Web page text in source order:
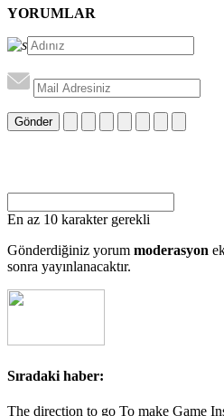
YORUMLAR
Gönder
En az 10 karakter gerekli
Gönderdiğiniz yorum moderasyon
sonra yayınlanacaktır.
Sıradaki haber:
The direction to go To make Game